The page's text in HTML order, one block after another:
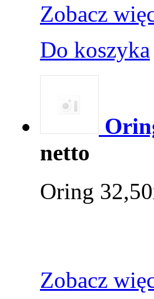
Zobacz
Do koszyka
netto
Oring
Zobacz